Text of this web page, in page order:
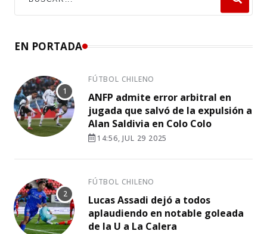
EN PORTADA
FÚTBOL CHILENO
ANFP admite error arbitral en
jugada que salvó de la expulsión a
Alan Saldivia en Colo Colo
14:56, JUL 29 2025
FÚTBOL CHILENO
Lucas Assadi dejó a todos
aplaudiendo en notable goleada
de la U a La Calera